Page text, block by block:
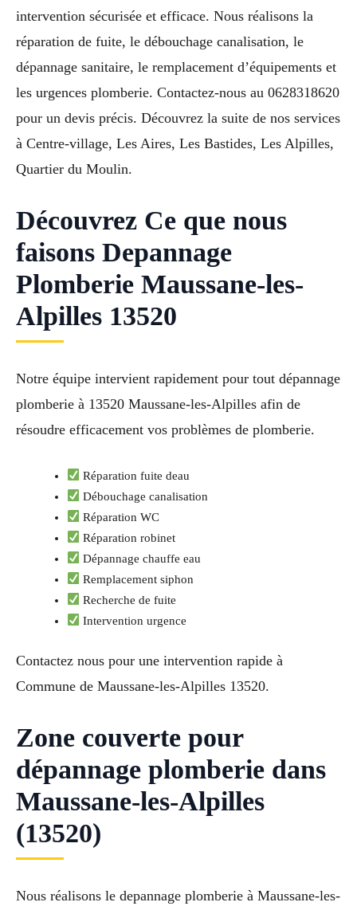
intervention sécurisée et efficace. Nous réalisons la
réparation de fuite, le débouchage canalisation, le
dépannage sanitaire, le remplacement d’équipements et
les urgences plomberie. Contactez-nous au 0628318620
pour un devis précis. Découvrez la suite de nos services
à Centre-village, Les Aires, Les Bastides, Les Alpilles,
Quartier du Moulin.
Découvrez Ce que nous
faisons Depannage
Plomberie Maussane-les-
Alpilles 13520
Notre équipe intervient rapidement pour tout dépannage
plomberie à 13520 Maussane-les-Alpilles afin de
résoudre efficacement vos problèmes de plomberie.
Réparation fuite deau
Débouchage canalisation
Réparation WC
Réparation robinet
Dépannage chauffe eau
Remplacement siphon
Recherche de fuite
Intervention urgence
Contactez nous pour une intervention rapide à
Commune de Maussane-les-Alpilles 13520.
Zone couverte pour
dépannage plomberie dans
Maussane-les-Alpilles
(13520)
Nous réalisons le depannage plomberie à Maussane-les-